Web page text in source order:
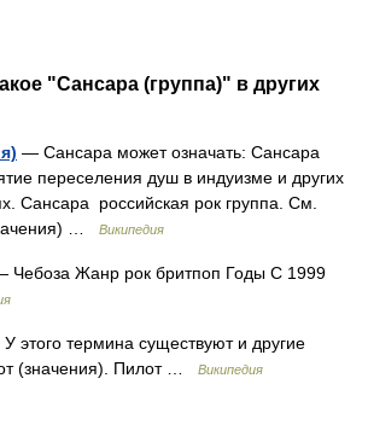
"Сансара (группа)" в других
— Сансара может означать: Сансара
переселения душ в индуизме и других
Сансара российская рок группа. См.
…
Википедия
Чебоза Жанр рок бритпоп Годы С 1999
этого термина существуют и другие
(значения). Пилот …
Википедия